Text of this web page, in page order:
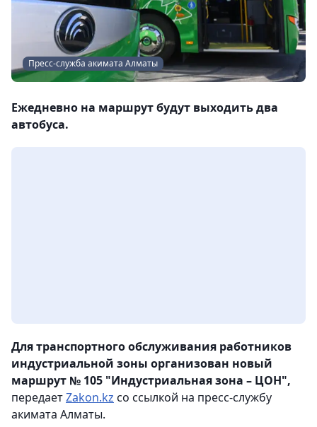
Пресс-служба акимата Алматы
Ежедневно на маршрут будут выходить два
автобуса.
Для транспортного обслуживания работников
индустриальной зоны организован новый
маршрут № 105 "Индустриальная зона – ЦОН",
передаетZakon.kz со ссылкой на пресс-службу
акимата Алматы.